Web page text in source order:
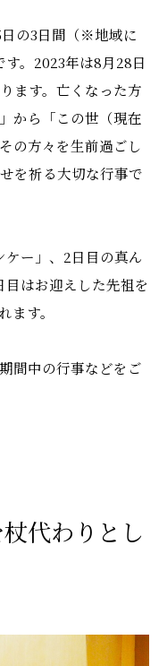
の3日間（※地域に
。2023年は8月28日
ます。亡くなった方
から「この世（現在
の方々を生前過ごし
を祈る大切な行事で
ー」、2日目の真ん
はお迎えした先祖を
す。
間中の行事などをご
代わりとし